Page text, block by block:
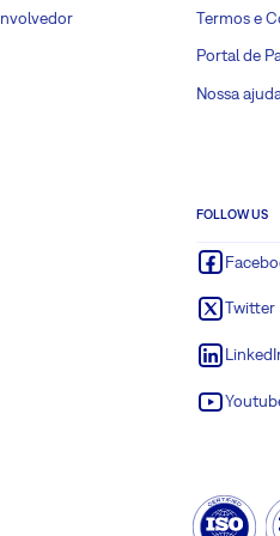
Termos e
Portal de
Nossa
FOLLOW US
Twitter